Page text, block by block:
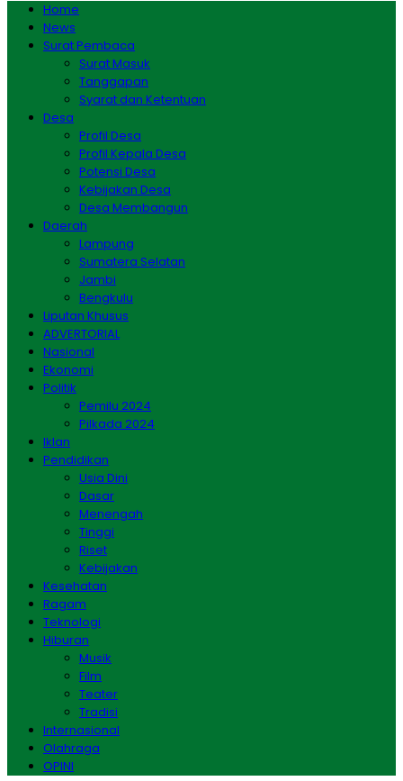
Home
News
Surat Pembaca
Surat Masuk
Tanggapan
Syarat dan Ketentuan
Desa
Profil Desa
Profil Kepala Desa
Potensi Desa
Kebijakan Desa
Desa Membangun
Daerah
Lampung
Sumatera Selatan
Jambi
Bengkulu
Liputan Khusus
ADVERTORIAL
Nasional
Ekonomi
Politik
Pemilu 2024
Pilkada 2024
Iklan
Pendidikan
Usia Dini
Dasar
Menengah
Tinggi
Riset
Kebijakan
Kesehatan
Ragam
Teknologi
Hiburan
Musik
Film
Teater
Tradisi
Internasional
Olahraga
OPINI